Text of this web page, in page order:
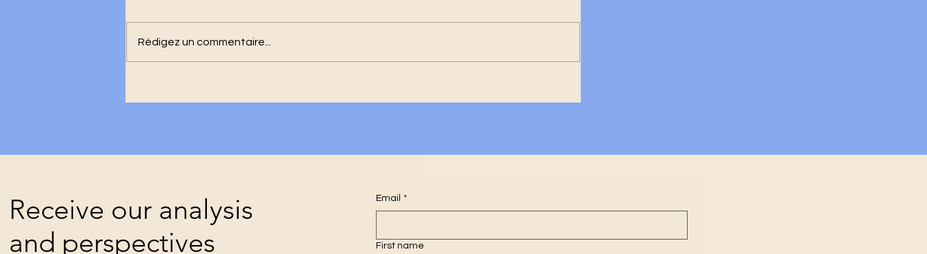
Rédigez un commentaire...
Receive our analysis
and perspectives
Email *
First name